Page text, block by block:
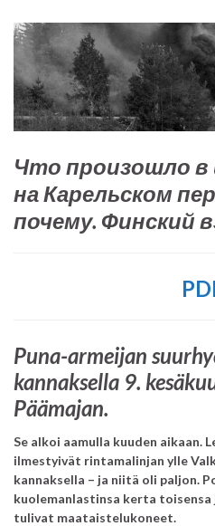
Что произошло в
на Карельском
почему. Финский
Puna-armeijan
kannaksella 9.
Päämajan.
Se alkoi aamulla kuuden aikaan.
ilmestyivät rintamalinjan ylle
kannaksella – ja niitä oli paljon.
kuolemanlastinsa kerta toisensa
tulivat maataistelukoneet.